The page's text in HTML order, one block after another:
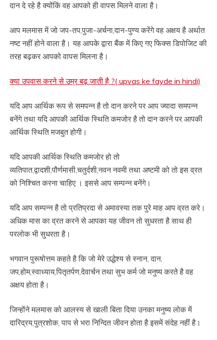
दान दे रहे है क्योंकिं वह आपको ही वापस मिलने वाला है।
आप मलमास में जो जप-तप,पुजा-अर्चना,दान-पुण्य करेंगे वह अक्षय है अर्थात
नष्ट नहीं होने वाला है। यह आपके द्वारा बैंक में किए गए फिक्स डिपोजिट की
तरह बढ़कर आपको वापस मिलना है।
क्या उपवास करने से उम्र बढ़ जाती है ?( upvas ke fayde in hindi)
यदि आप आर्थिक रूप से समपन्न है तो दान करने पर आप ज्यादा समपन्न
बनेंगे तथा यदि आपकी आर्थिक स्थिति कमजोर है तो दान करने पर आपकी
आर्थिक स्थिति मजबुत होगी।
यदि आपकी आर्थिक स्थिति कमजोर हो तो
व्यतिपात,द्वादशी,पौर्णमासी,चतुर्दशी,नवन नवमी तथा अष्टमी को तो इस व्रत
को निश्चित करना चाहिए । इससे आप सम्पन्न बनेंगे।
यदि आप सम्पन्न है तो प्रतिप्रदा से अमावस्या तक पुरे माह आप व्रत करे।
अधिक मास का व्रत करने से आपका यह जीवन तो सुधरता है साथ ही
परलोक भी सुधरता है।
भगवान पुरूषोत्तम कहते है कि जो मेरे उद्धेश्य से स्नान, दान,
जप,होम,स्वाध्याय,पितृतर्पण,देवार्चन तथा सुभ कर्म जो मनुष्य करते है वह
अक्षय होता है।
जिन्होंने मलमास को आलस्य से खाली बिता दिया उनका मनुष्य लोक में
दारिद्रय,पुत्रशोक, पाप से भरा निन्दित जीवन होता है इसमें संदेह नहीं है।